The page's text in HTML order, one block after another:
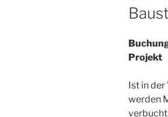
Projekt
Ist in
werden